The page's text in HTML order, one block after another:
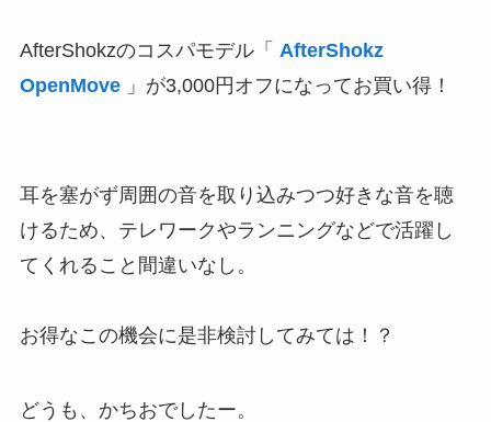
AfterShokzのコスパモデル「 AfterShokz
OpenMove」が3,000円オフになってお買い得！
耳を塞がず周囲の音を取り込みつつ好きな音を聴
けるため、テレワークやランニングなどで活躍し
てくれること間違いなし。
お得なこの機会に是非検討してみては！？
どうも、かちおでしたー。